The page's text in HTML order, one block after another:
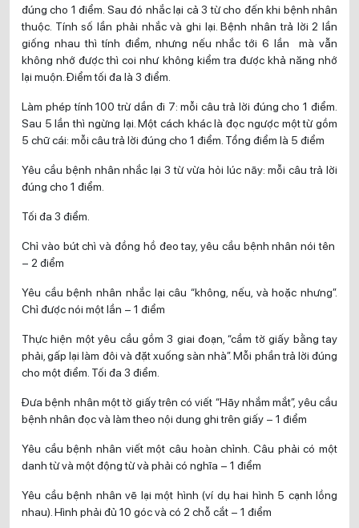
đúng cho 1 điểm. Sau đó nhắc lại cả 3 từ cho đến khi bệnh nhân
thuộc. Tính số lần phải nhắc và ghi lại. Bệnh nhân trả lời 2 lần
giống nhau thì tính điểm, nhưng nếu nhắc tới 6 lần mà vẫn
không nhớ được thì coi như không kiểm tra được khả năng nhớ
lại muộn. Điểm tối đa là 3 điểm.
Làm phép tính 100 trừ dần đi 7: mỗi câu trả lời đúng cho 1 điểm.
Sau 5 lần thì ngừng lại. Một cách khác là đọc ngược một từ gồm
5 chữ cái: mỗi câu trả lời đúng cho 1 điểm. Tổng điểm là 5 điểm
Yêu cầu bệnh nhân nhắc lại 3 từ vừa hỏi lúc nãy: mỗi câu trả lời
đúng cho 1 điểm.
Tối đa 3 điểm.
Chỉ vào bút chì và đồng hồ đeo tay, yêu cầu bệnh nhân nói tên
– 2 điểm
Yêu cầu bệnh nhân nhắc lại câu “không, nếu, và hoặc nhưng”.
Chỉ được nói một lần – 1 điểm
Thực hiện một yêu cầu gồm 3 giai đoạn, “cầm tờ giấy bằng tay
phải, gấp lại làm đôi và đặt xuống sàn nhà”. Mỗi phần trả lời đúng
cho một điểm. Tối đa 3 điểm.
Đưa bệnh nhân một tờ giấy trên có viết “Hãy nhắm mắt”, yêu cầu
bệnh nhân đọc và làm theo nội dung ghi trên giấy – 1 điểm
Yêu cầu bệnh nhân viết một câu hoàn chỉnh. Câu phải có một
danh từ và một động từ và phải có nghĩa – 1 điểm
Yêu cầu bệnh nhân vẽ lại một hình (ví dụ hai hình 5 cạnh lồng
nhau). Hình phải đủ 10 góc và có 2 chỗ cắt – 1 điểm